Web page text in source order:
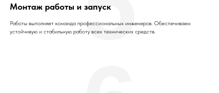
Монтаж работы и запуск
Работы выполняет команда профессиональных инженеров. Обеспечиваем
устойчивую и стабильную работу всех технических средств.